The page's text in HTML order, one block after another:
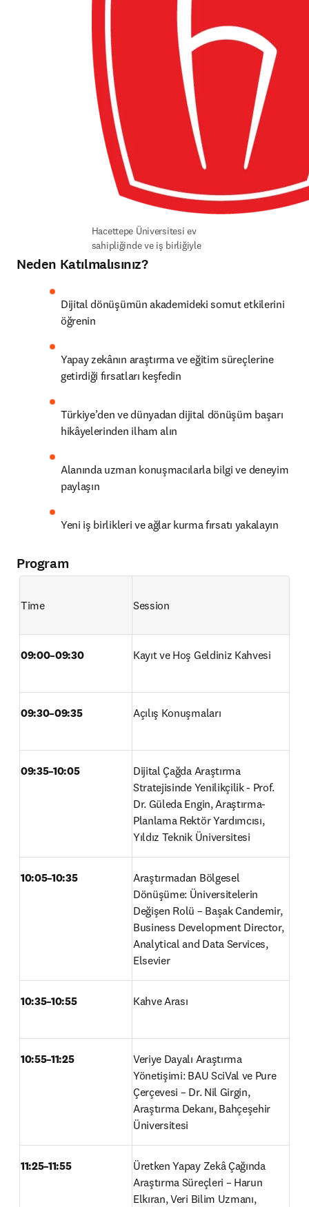
Hacettepe Üniversitesi ev
sahipliğinde ve iş birliğiyle
Neden Katılmalısınız?
Dijital dönüşümün akademideki somut etkilerini
öğrenin
Yapay zekânın araştırma ve eğitim süreçlerine
getirdiği fırsatları keşfedin
Türkiye’den ve dünyadan dijital dönüşüm başarı
hikâyelerinden ilham alın
Alanında uzman konuşmacılarla bilgi ve deneyim
paylaşın
Yeni iş birlikleri ve ağlar kurma fırsatı yakalayın
Program
Time Session
09:00–09:30 Kayıt ve Hoş Geldiniz Kahvesi
09:30–09:35 Açılış Konuşmaları
09:35–10:05
Dijital Çağda Araştırma
Stratejisinde Yenilikçilik - Prof.
Dr. Güleda Engin, Araştırma-
Planlama Rektör Yardımcısı,
Yıldız Teknik Üniversitesi
10:05–10:35
Araştırmadan Bölgesel
Dönüşüme: Üniversitelerin
Değişen Rolü – Başak Candemir,
Business Development Director,
Analytical and Data Services,
Elsevier
10:35–10:55 Kahve Arası
10:55–11:25
Veriye Dayalı Araştırma
Yönetişimi: BAU SciVal ve Pure
Çerçevesi – Dr. Nil Girgin,
Araştırma Dekanı, Bahçeşehir
Üniversitesi
11:25–11:55
Üretken Yapay Zekâ Çağında
Araştırma Süreçleri – Harun
Elkıran, Veri Bilim Uzmanı,